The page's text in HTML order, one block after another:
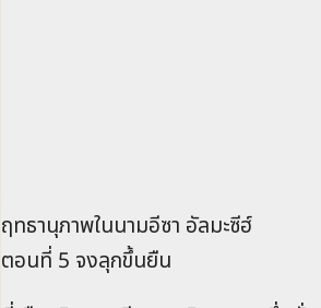
ฤทธานุภาพในนามอีซา อัลมะซีฮ์
ตอนที่ 5 จงลุกขึ้นยืน